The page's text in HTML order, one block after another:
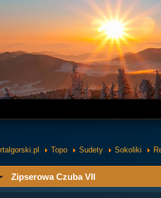
Topo Sudety Sokoliki
Zipserowa Czuba VII